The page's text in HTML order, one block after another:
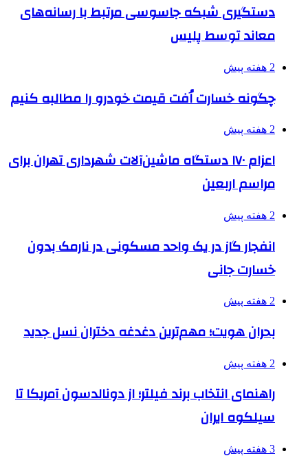
دستگیری شبکه جاسوسی مرتبط با رسانه‌های
معاند توسط پلیس
2 هفته پیش
چگونه خسارت اُفت قیمت خودرو را مطالبه کنیم
2 هفته پیش
اعزام ۱۷۰ دستگاه ماشین‌آلات شهرداری تهران برای
مراسم اربعین
2 هفته پیش
انفجار گاز در یک واحد مسکونی در نارمک بدون
خسارت جانی
2 هفته پیش
بحران هویت؛ مهم‌ترین دغدغه دختران نسل جدید
2 هفته پیش
راهنمای انتخاب برند فیلتر؛ از دونالدسون آمریکا تا
سیلکوه ایران
3 هفته پیش